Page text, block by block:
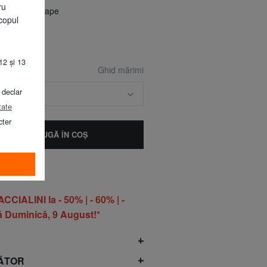
aproape
Ghid mărimi
ADAUGĂ ÎN COŞ
la - 50% | - 60% | -
Duminică, 9 August!*
și 13
declar